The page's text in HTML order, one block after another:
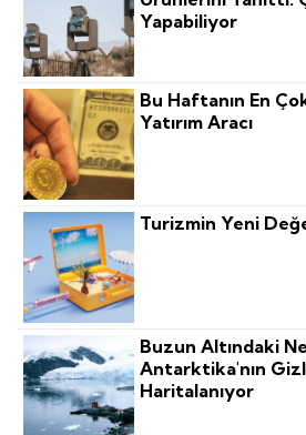
Yapabiliyor
Bu Haftanın En
Yatırım Aracı
Turizmin Yeni
Buzun Altındaki
Antarktika'nın
Haritalanıyor